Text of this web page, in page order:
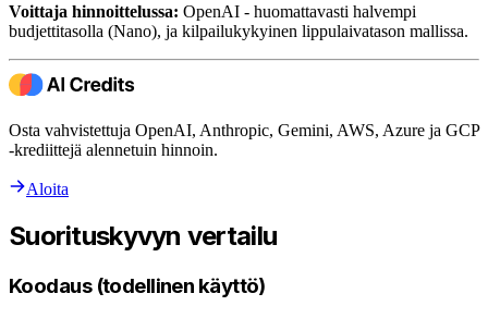
Voittaja hinnoittelussa: OpenAI - huomattavasti halvempi
budjettitasolla (Nano), ja kilpailukykyinen lippulaivatason mallissa.
Osta vahvistettuja OpenAI, Anthropic, Gemini, AWS, Azure ja GCP
-krediittejä alennetuin hinnoin.
Aloita
Suorituskyvyn vertailu
Koodaus (todellinen käyttö)